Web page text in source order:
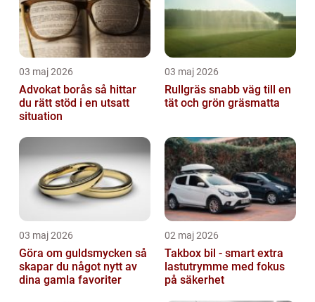
03 maj 2026
Advokat borås så hittar
du rätt stöd i en utsatt
situation
03 maj 2026
Rullgräs snabb väg till en
tät och grön gräsmatta
03 maj 2026
Göra om guldsmycken så
skapar du något nytt av
dina gamla favoriter
02 maj 2026
Takbox bil - smart extra
lastutrymme med fokus
på säkerhet